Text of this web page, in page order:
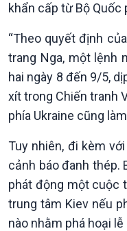
Tin Chính trị
Chính phủ với người dân
Quốc hội với cử tri
Xây dựng đảng
Đảng trong cuộc sống
Pháp luật và đời sống
khẩn cấp từ Bộ Quốc
“Theo quyết định
trang Nga, một lệnh
hai ngày 8 đến 9/5,
xít trong Chiến tranh
phía Ukraine cũng
Tuy nhiên, đi kèm
cảnh báo đanh thép.
phát động một cuộc
trung tâm Kiev nếu
nào nhằm phá hoại lễ